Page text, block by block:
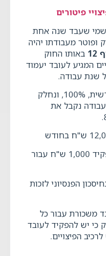
פיטורים
שעבד שנה אחת
ופוטר מעבודתו יהיה
באותו החוק
המגיע לעובד יעמוד
שנת עבודה.
במידה וניקח משכורת חודשית, 100%, ונחלק
נקבל את
אם בכל חודש המעסיק יפקיד 1,000 ש"ח עבור
הפנסיוני לזכות
משכורת עבור כל
כי יש להפקיד לעובד